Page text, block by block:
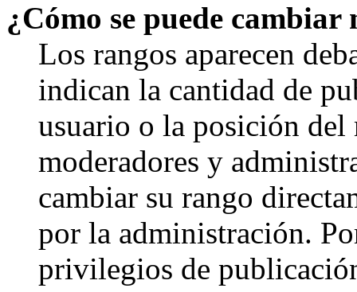
¿Cómo se puede cambiar
Los rangos aparecen
indican la cantidad de
usuario o la posición
moderadores y
cambiar su rango
por la administración.
privilegios de